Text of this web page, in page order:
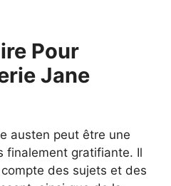
Pour
Jane
austen peut être une
finalement gratifiante. Il
des sujets et des